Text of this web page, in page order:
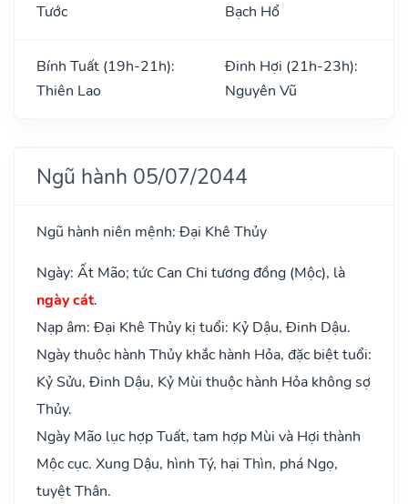
Tước
Bạch Hổ
Bính Tuất (19h-21h):
Thiên Lao
Đinh Hợi (21h-23h):
Nguyên Vũ
Ngũ hành 05/07/2044
Ngũ hành niên mệnh: Đại Khê Thủy
Ngày: Ất Mão; tức Can Chi tương đồng (Mộc), là
ngày cát.
Nạp âm: Đại Khê Thủy kị tuổi: Kỷ Dậu, Đinh Dậu.
Ngày thuộc hành Thủy khắc hành Hỏa, đặc biệt tuổi:
Kỷ Sửu, Đinh Dậu, Kỷ Mùi thuộc hành Hỏa không sợ
Thủy.
Ngày Mão lục hợp Tuất, tam hợp Mùi và Hợi thành
Mộc cục. Xung Dậu, hình Tý, hại Thìn, phá Ngọ,
tuyệt Thân.